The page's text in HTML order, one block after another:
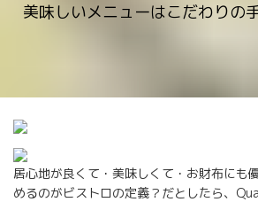
美味しいメニューはこだわりの
居心地が良くて・美味しくて・お財布にも
めるのがビストロの定義？だとしたら、